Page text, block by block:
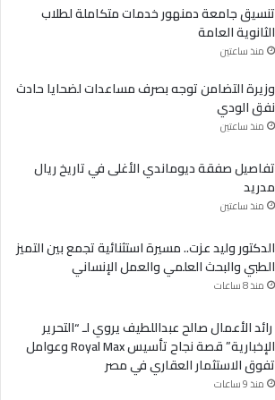
تنسيق جامعة دمنهور خدمات متكاملة لطلاب
الثانوية العامة
منذ ساعتين
وزيرة التضامن توجه بصرف مساعدات لضحايا حادث
نفق الودي
منذ ساعتين
تفاصيل صفقة ديوماندي الأغلى في تاريخ ريال
مدريد
منذ ساعتين
الدكتور وليد عزت.. مسيرة استثنائية تجمع بين التميز
الطبي والبحث العلمي والعمل الإنساني
منذ 8 ساعات
رائد الأعمال صالح عبداللطيف يروي لـ “التحرير
الإخبارية” قصة نجاح تأسيس Royal Max وعوامل
تفوق الاستثمار العقاري في مصر
منذ 9 ساعات